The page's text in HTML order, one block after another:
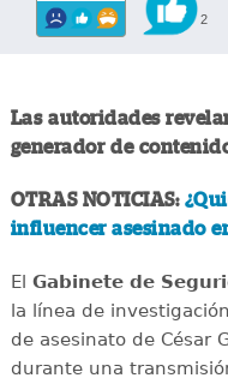
2
Las autoridades
generador de
OTRAS NOTICIAS:
influencer asesinado
El Gabinete de
la línea de
de asesinato de César
durante una